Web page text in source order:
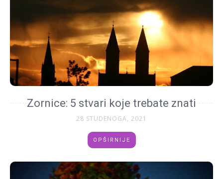
Zornice: 5 stvari koje trebate znati
28 STUDENOGA, 2021
OPŠIRNIJE